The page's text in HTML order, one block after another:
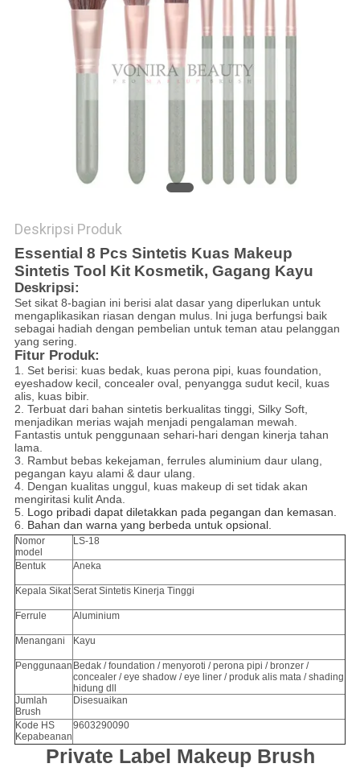
Deskripsi Produk
Essential 8 Pcs Sintetis Kuas Makeup
Sintetis Tool Kit Kosmetik, Gagang Kayu
Deskripsi:
Set sikat 8-bagian ini berisi alat dasar yang diperlukan untuk
mengaplikasikan riasan dengan mulus. Ini juga berfungsi baik
sebagai hadiah dengan pembelian untuk teman atau pelanggan
yang sering.
Fitur Produk:
1. Set berisi: kuas bedak, kuas perona pipi, kuas foundation,
eyeshadow kecil, concealer oval, penyangga sudut kecil, kuas
alis, kuas bibir.
2. Terbuat dari bahan sintetis berkualitas tinggi, Silky Soft,
menjadikan merias wajah menjadi pengalaman mewah.
Fantastis untuk penggunaan sehari-hari dengan kinerja tahan
lama.
3. Rambut bebas kekejaman, ferrules aluminium daur ulang,
pegangan kayu alami & daur ulang.
4. Dengan kualitas unggul, kuas makeup di set tidak akan
mengiritasi kulit Anda.
5. Logo pribadi dapat diletakkan pada pegangan dan kemasan.
6. Bahan dan warna yang berbeda untuk opsional.
Nomor
model
LS-18
Bentuk Aneka
Kepala Sikat Serat Sintetis Kinerja Tinggi
Ferrule Aluminium
Menangani Kayu
Penggunaan Bedak / foundation / menyoroti / perona pipi / bronzer /
concealer / eye shadow / eye liner / produk alis mata / shading
hidung dll
Jumlah
Brush
Disesuaikan
Kode HS
Kepabeanan
9603290090
Private Label Makeup Brush